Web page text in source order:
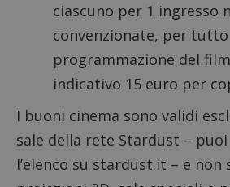
ciascuno per 1 ingresso
convenzionate, per
programmazione del
indicativo 15 euro per
I buoni cinema sono validi
sale della rete Stardust –
l’elenco su stardust.it – e